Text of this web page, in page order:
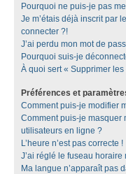
Pourquoi ne puis-je pas
Je m’étais déjà inscrit par
connecter ?!
J’ai perdu mon mot de
Pourquoi suis-je
À quoi sert « Supprimer
Préférences et
Comment puis-je modifier
Comment puis-je masquer
utilisateurs en ligne ?
L’heure n’est pas correcte !
J’ai réglé le fuseau horaire
Ma langue n’apparaît pas